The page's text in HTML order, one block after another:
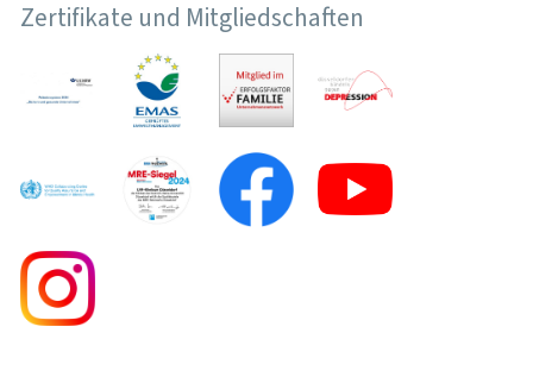
Zertifikate und Mitgliedschaften